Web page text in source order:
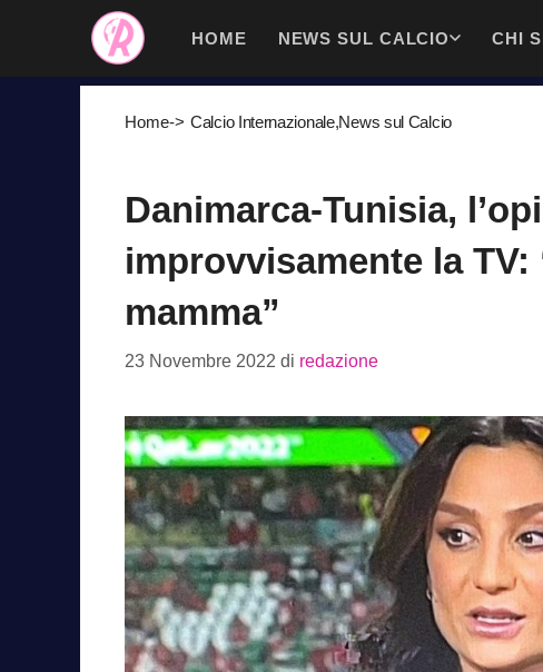
contenuto
HOME NEWS SUL CALCIO CHI
Home-> Calcio Internazionale,News sul Calcio
Danimarca-Tunisia,
improvvisamente la
mamma”
23 Novembre 2022 di redazione